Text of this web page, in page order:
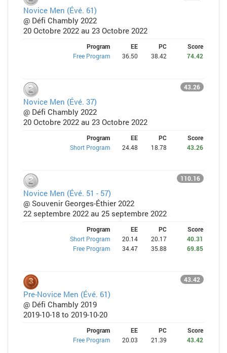
Novice Men (Évé. 61)
@ Défi Chambly 2022
20 Octobre 2022 au 23 Octobre 2022
Program EE PC
Score
Free Program
36.50 38.42 74.42
43.26
Novice Men (Évé. 37)
@ Défi Chambly 2022
20 Octobre 2022 au 23 Octobre 2022
Program EE PC
Score
Short Program
24.48 18.78 43.26
110.16
Novice Men (Évé. 51 - 57)
@ Souvenir Georges-Éthier 2022
22 septembre 2022 au 25 septembre 2022
Program EE PC
Score
Short Program
20.14 20.17
40.31
Free Program
34.47 35.88 69.85
43.42
Pre-Novice Men (Évé. 61)
@ Défi Chambly 2019
2019-10-18 to 2019-10-20
Program EE PC
Score
Free Program
20.03 21.39 43.42